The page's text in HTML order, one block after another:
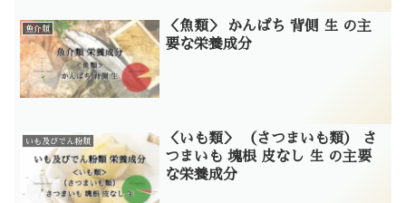
魚介類
＜魚類＞ かんぱち 背側 生 の主
要な栄養成分
いも及びでん粉類
＜いも類＞ （さつまいも類） さ
つまいも 塊根 皮なし 生 の主要
な栄養成分